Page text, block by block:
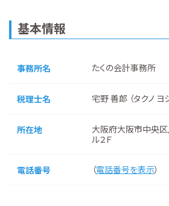
基本情報
事務所名 たくの会計事務所
税理士名 宅野 善郎 （タクノ ヨ
所在地
大阪府大阪市中央
ル２Ｆ
電話番号 （電話番号を表示）